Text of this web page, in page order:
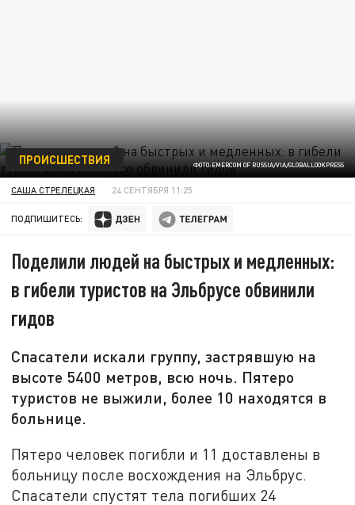
ФОТО:EMERCOM OF RUSSIA/VIA/GLOBALLOOKPRESS
ПРОИСШЕСТВИЯ
САША СТРЕЛЕЦКАЯ 24 СЕНТЯБРЯ 11:25
ПОДПИШИТЕСЬ:
Поделили людей на быстрых и медленных:
в гибели туристов на Эльбрусе обвинили
гидов
Спасатели искали группу, застрявшую на
высоте 5400 метров, всю ночь. Пятеро
туристов не выжили, более 10 находятся в
больнице.
Пятеро человек погибли и 11 доставлены в
больницу после восхождения на Эльбрус.
Спасатели спустят тела погибших 24